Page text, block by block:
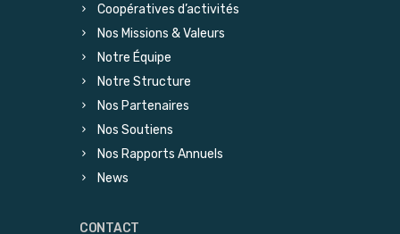
Coopératives d’activités
Nos Missions & Valeurs
Notre Équipe
Notre Structure
Nos Partenaires
Nos Soutiens
Nos Rapports Annuels
News
CONTACT